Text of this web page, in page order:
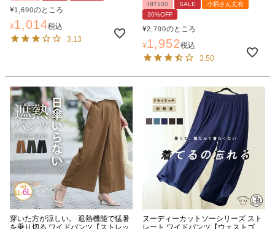
¥1,690のところ
¥1,014税込
3.13
HIT100 SALE
小柄さん丈有
30%OFF
¥2,790のところ
¥1,952税込
3.50
穿いた方が涼しい。 遮熱機能で猛暑
を乗り切る ワイドパンツ【ストレッ
ヌーディーカットソーシリーズ スト
レート ワイドパンツ【ウェストゴ